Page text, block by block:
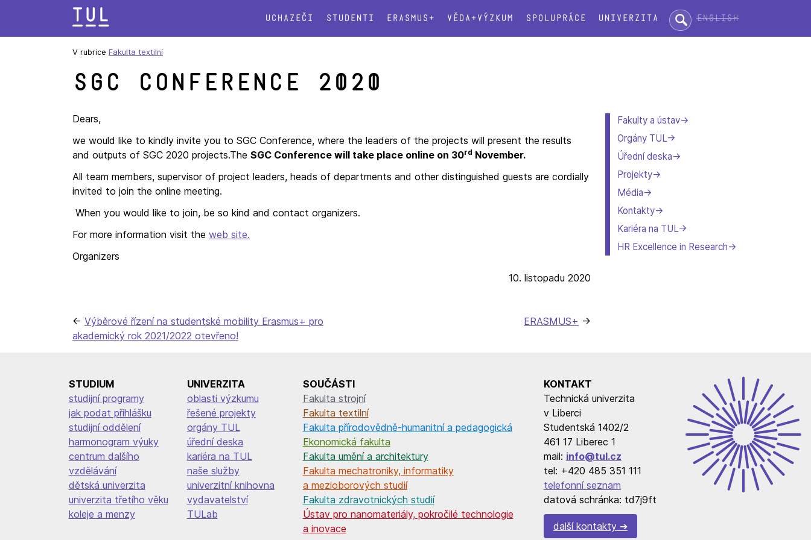
text
Uchazeči Studenti Erasmus+ Věda+výzkum Spolupráce Univerzita Hledat:English
Fakulty a ústav
Orgány TUL
Úřední deska
Projekty
Média
Kontakty
Kariéra na TUL
HR Excellence in Research
V rubrice Fakulta textilní
SGC Conference 2020
Dears,
we would like to kindly invite you to SGC Conference, where the leaders of the projects will present the results
and outputs of SGC 2020 projects.The SGC Conference will take place online on 30rd November.
All team members, supervisor of project leaders, heads of departments and other distinguished guests are cordially
invited to join the online meeting.
When you would like to join, be so kind and contact organizers.
For more information visit the web site.
Organizers
10. listopadu 2020
Navigace
pro
Výběrové řízení na studentské mobility Erasmus+ pro
akademický rok 2021/2022 otevřeno!
ERASMUS+
STUDIUM
studijní programy
jak podat přihlášku
studijní oddělení
harmonogram výuky
centrum dalšího
vzdělávání
dětská univerzita
univerzita třetího věku
koleje a menzy
UNIVERZITA
oblasti výzkumu
řešené projekty
orgány TUL
úřední deska
kariéra na TUL
naše služby
univerzitní knihovna
vydavatelství
TULab
SOUČÁSTI
Fakulta strojní
Fakulta textilní
Fakulta přírodovědně-humanitní a pedagogická
Ekonomická fakulta
Fakulta umění a architektury
Fakulta mechatroniky, informatiky
a mezioborových studií
Fakulta zdravotnických studií
Ústav pro nanomateriály, pokročilé technologie
a inovace
KONTAKT
Technická univerzita
v Liberci
Studentská 1402/2
461 17 Liberec 1
mail: info@tul.cz
tel: +420 485 351 111
telefonní seznam
datová schránka: td7j9ft
další kontakty